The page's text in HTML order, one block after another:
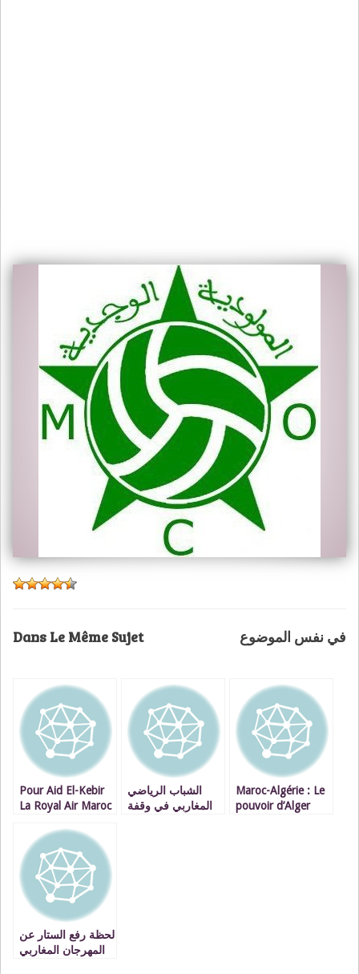
Dans Le Même Sujet في نفس الموضوع
Pour Aid El-Kebir
La Royal Air Maroc
voyage
cauchemardesque,
à mes frais s’il vous
plait !
الشباب الرياضي
المغاربي في وقفة
Maroc-Algérie : Le
pouvoir d’Alger
لحظة رفع الستار عن
المهرجان المغاربي